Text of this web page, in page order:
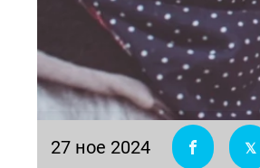
27 ное 2024